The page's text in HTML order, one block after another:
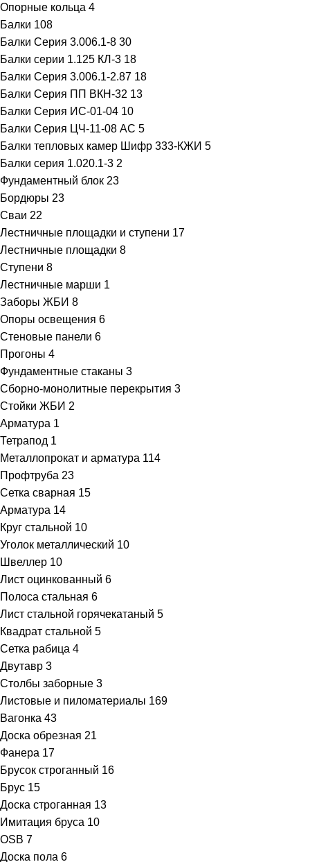
Опорные кольца 4
Балки 108
Балки Серия 3.006.1-8 30
Балки серии 1.125 КЛ-3 18
Балки Серия 3.006.1-2.87 18
Балки Серия ПП ВКН-32 13
Балки Серия ИС-01-04 10
Балки Серия ЦЧ-11-08 АС 5
Балки тепловых камер Шифр 333-КЖИ 5
Балки серия 1.020.1-3 2
Фундаментный блок 23
Бордюры 23
Сваи 22
Лестничные площадки и ступени 17
Лестничные площадки 8
Ступени 8
Лестничные марши 1
Заборы ЖБИ 8
Опоры освещения 6
Стеновые панели 6
Прогоны 4
Фундаментные стаканы 3
Сборно-монолитные перекрытия 3
Стойки ЖБИ 2
Арматура 1
Тетрапод 1
Металлопрокат и арматура 114
Профтруба 23
Сетка сварная 15
Арматура 14
Круг стальной 10
Уголок металлический 10
Швеллер 10
Лист оцинкованный 6
Полоса стальная 6
Лист стальной горячекатаный 5
Квадрат стальной 5
Сетка рабица 4
Двутавр 3
Столбы заборные 3
Листовые и пиломатериалы 169
Вагонка 43
Доска обрезная 21
Фанера 17
Брусок строганный 16
Брус 15
Доска строганная 13
Имитация бруса 10
OSB 7
Доска пола 6